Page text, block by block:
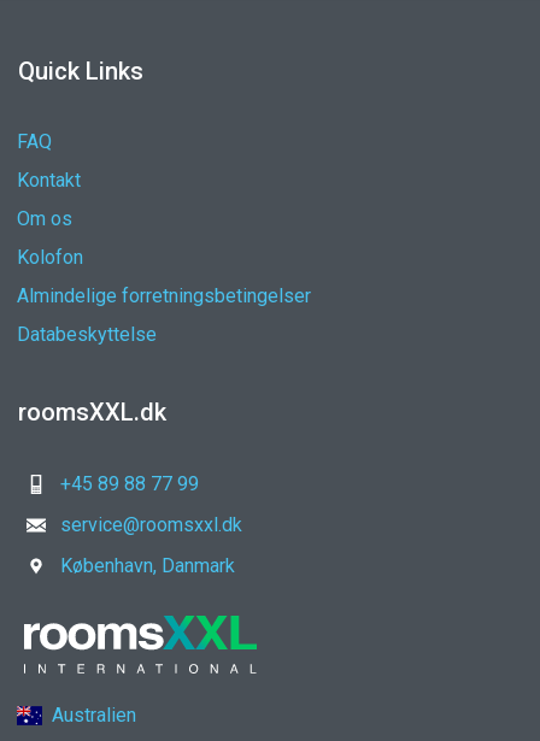
Quick Links
FAQ
Kontakt
Om os
Kolofon
Almindelige forretningsbetingelser
Databeskyttelse
roomsXXL.dk
+45 89 88 77 99
service@roomsxxl.dk
København, Danmark
Australien